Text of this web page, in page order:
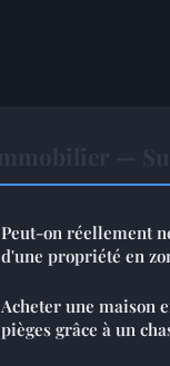
Peut-on réellement
d'une propriété en
Acheter une maison en
pièges grâce à un